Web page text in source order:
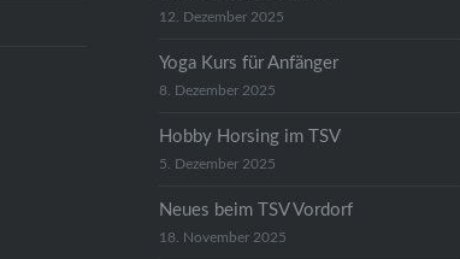
12. Dezember 2025
Yoga Kurs für Anfänger
8. Dezember 2025
Hobby Horsing im TSV
5. Dezember 2025
Neues beim TSV Vordorf
18. November 2025